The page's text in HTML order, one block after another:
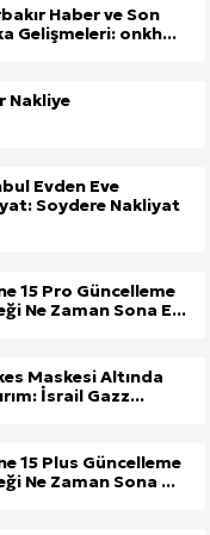
Haber ve Son
Gelişmeleri: onkh...
Nakliye
Evden Eve
Soydere Nakliyat
15 Pro Güncelleme
Ne Zaman Sona E...
Maskesi Altında
İsrail Gazz...
15 Plus Güncelleme
Ne Zaman Sona ...